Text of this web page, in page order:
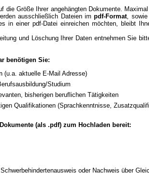
die Größe Ihrer angehängten Dokumente.
ausschließlich Dateien impdf-Format, sowie
in einer pdf-Datei einreichen möchten, bleibt
und Löschung Ihrer Daten entnehmen Sie
benötigen Sie:
(u.a. aktuelle E-Mail Adresse)
Studium
bisherigen beruflichen Tätigkeiten
Qualifikationen (Sprachkenntnisse,
(als .pdf) zum Hochladen bereit:
oder Nachweis über